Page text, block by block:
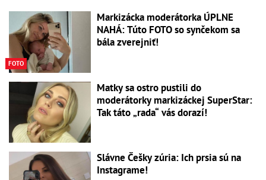
FOTO
Markizácka moderátorka ÚPLNE
NAHÁ: Túto FOTO so synčekom sa
bála zverejniť!
Matky sa ostro pustili do
moderátorky markizáckej SuperStar:
Tak táto „rada“ vás dorazí!
Slávne Češky zúria: Ich prsia sú na
Instagrame!